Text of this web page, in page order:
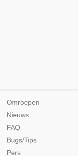
Omroepen
Nieuws
FAQ
Bugs/Tips
Pers